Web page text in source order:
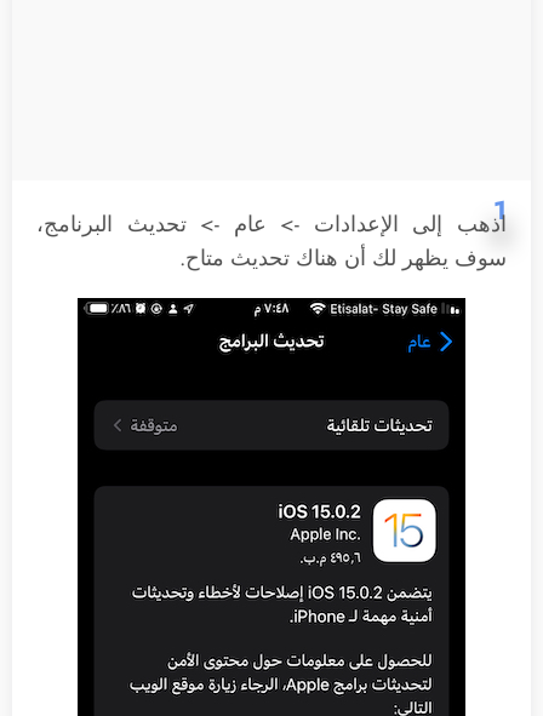
1
اذهب إلى الإعدادات -> عام -> تحديث البرنامج،
سوف يظهر لك أن هناك تحديث متاح.